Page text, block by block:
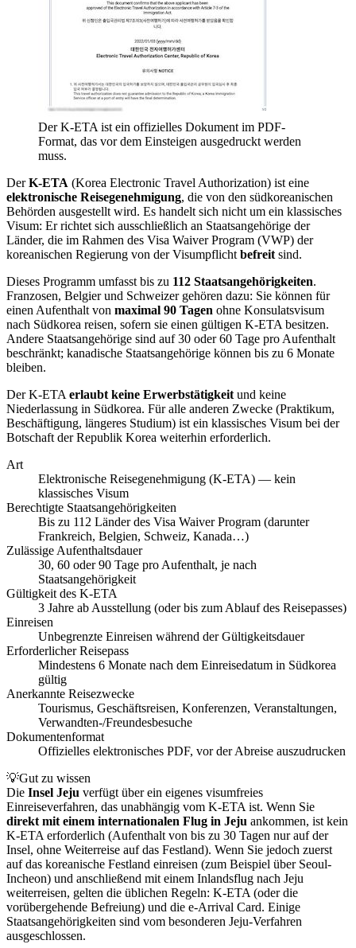
Der K-ETA ist ein offizielles Dokument im PDF-
Format, das vor dem Einsteigen ausgedruckt werden
muss.
DerK-ETA (Korea Electronic Travel Authorization) ist eine
elektronische Reisegenehmigung, die von den südkoreanischen
Behörden ausgestellt wird. Es handelt sich nicht um ein klassisches
Visum: Er richtet sich ausschließlich an Staatsangehörige der
Länder, die im Rahmen des Visa Waiver Program (VWP) der
koreanischen Regierung von der Visumpflicht befreit sind.
Dieses Programm umfasst bis zu 112 Staatsangehörigkeiten.
Franzosen, Belgier und Schweizer gehören dazu: Sie können für
einen Aufenthalt von maximal 90 Tagen ohne Konsulatsvisum
nach Südkorea reisen, sofern sie einen gültigen K-ETA besitzen.
Andere Staatsangehörige sind auf 30 oder 60 Tage pro Aufenthalt
beschränkt; kanadische Staatsangehörige können bis zu 6 Monate
bleiben.
Der K-ETA erlaubt keine Erwerbstätigkeit und keine
Niederlassung in Südkorea. Für alle anderen Zwecke (Praktikum,
Beschäftigung, längeres Studium) ist ein klassisches Visum bei der
Botschaft der Republik Korea weiterhin erforderlich.
Art
Elektronische Reisegenehmigung (K-ETA) — kein
klassisches Visum
Berechtigte Staatsangehörigkeiten
Bis zu 112 Länder des Visa Waiver Program (darunter
Frankreich, Belgien, Schweiz, Kanada…)
Zulässige Aufenthaltsdauer
30, 60 oder 90 Tage pro Aufenthalt, je nach
Staatsangehörigkeit
Gültigkeit des K-ETA
3 Jahre ab Ausstellung (oder bis zum Ablauf des Reisepasses)
Einreisen
Unbegrenzte Einreisen während der Gültigkeitsdauer
Erforderlicher Reisepass
Mindestens 6 Monate nach dem Einreisedatum in Südkorea
gültig
Anerkannte Reisezwecke
Tourismus, Geschäftsreisen, Konferenzen, Veranstaltungen,
Verwandten-/Freundesbesuche
Dokumentenformat
Offizielles elektronisches PDF, vor der Abreise auszudrucken
💡Gut zu wissen
Die Insel Jeju verfügt über ein eigenes visumfreies
Einreiseverfahren, das unabhängig vom K-ETA ist. Wenn Sie
direkt mit einem internationalen Flug in Jeju ankommen, ist kein
K-ETA erforderlich (Aufenthalt von bis zu 30 Tagen nur auf der
Insel, ohne Weiterreise auf das Festland). Wenn Sie jedoch zuerst
auf das koreanische Festland einreisen (zum Beispiel über Seoul-
Incheon) und anschließend mit einem Inlandsflug nach Jeju
weiterreisen, gelten die üblichen Regeln: K-ETA (oder die
vorübergehende Befreiung) und die e-Arrival Card. Einige
Staatsangehörigkeiten sind vom besonderen Jeju-Verfahren
ausgeschlossen.